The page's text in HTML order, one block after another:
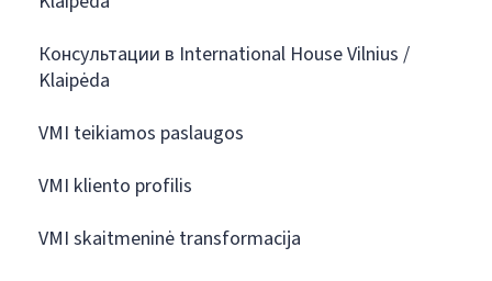
Консультации в International House Vilnius /
Klaipėda
VMI teikiamos paslaugos
VMI kliento profilis
VMI skaitmeninė transformacija